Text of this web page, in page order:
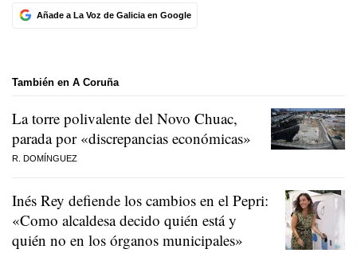
Añade a La Voz de Galicia en Google
También en A Coruña
La torre polivalente del Novo Chuac,
parada por «discrepancias económicas»
R. DOMÍNGUEZ
Inés Rey defiende los cambios en el Pepri:
«Como alcaldesa decido quién está y
quién no en los órganos municipales»